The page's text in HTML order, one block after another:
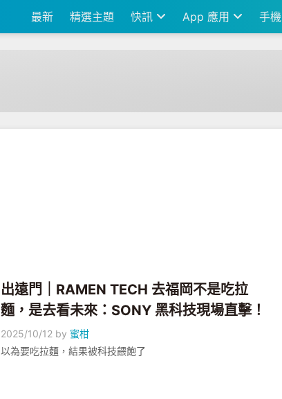
最新 精選主題 快訊 App 應用 手機
出遠門｜RAMEN TECH 去福岡不是吃拉
麵，是去看未來：SONY 黑科技現場直擊！
2025/10/12 by 蜜柑
以為要吃拉麵，結果被科技餵飽了